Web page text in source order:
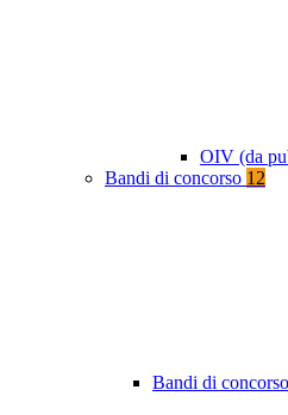
OIV (da
Bandi di concorso 12
Bandi di concorso